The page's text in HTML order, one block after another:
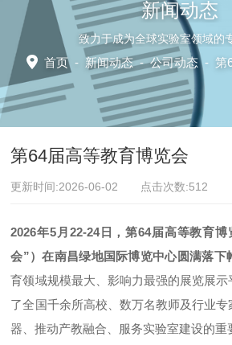
新闻动态
致力于成为全球实验室领域的
首页- 新闻动态-公司动态 - 第
第64届高等教育博览会
更新时间:2026-06-02 点击次数:512
2026年5月22-24日，第64届高等教育
会”）在南昌绿地国际博览中心圆满落下
育领域规模最大、影响力最强的展览展
了全国千余所高校、数万名教师及行业
器、推动产教融合、服务实验室建设的重